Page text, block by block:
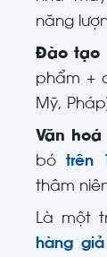
năng
Đào tạo
phẩm +
Mỹ,
Văn
bó trên
thâm
Là một
hàng